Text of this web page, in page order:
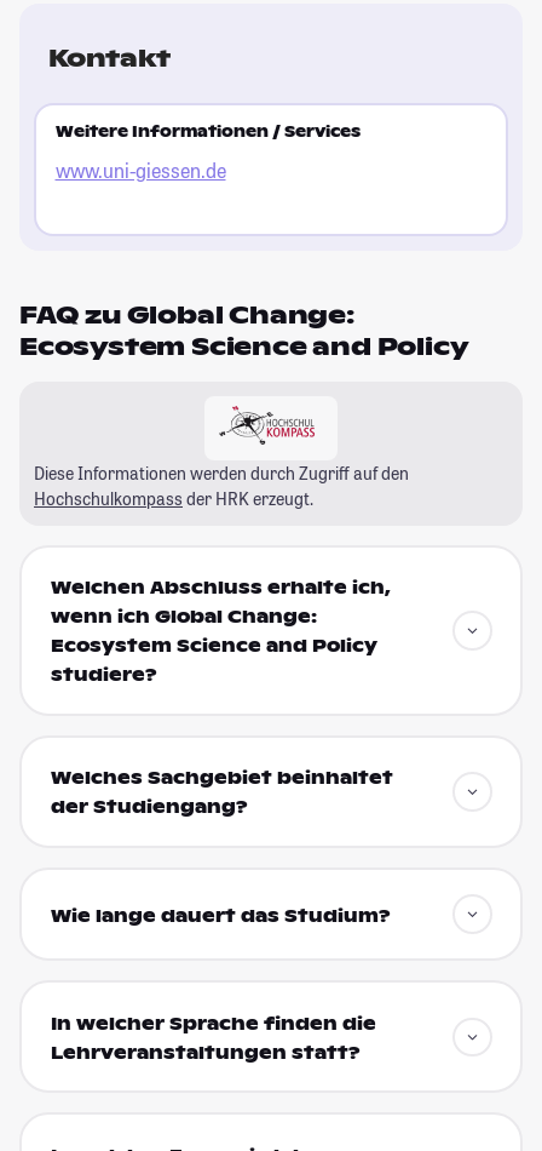
Kontakt
Weitere Informationen / Services
www.uni-giessen.de
FAQ zu Global Change:
Ecosystem Science and Policy
Diese Informationen werden durch Zugriff auf den
Hochschulkompass der HRK erzeugt.
Welchen Abschluss erhalte ich,
wenn ich Global Change:
Ecosystem Science and Policy
studiere?
Welches Sachgebiet beinhaltet
der Studiengang?
Wie lange dauert das Studium?
In welcher Sprache finden die
Lehrveranstaltungen statt?